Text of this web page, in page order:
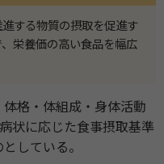
する物質の摂取を促進す
栄養価の高い食品を幅広
格・体組成・身体活動
状に応じた食事摂取基準
している。